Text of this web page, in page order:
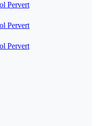
Pervert
Pervert
Pervert